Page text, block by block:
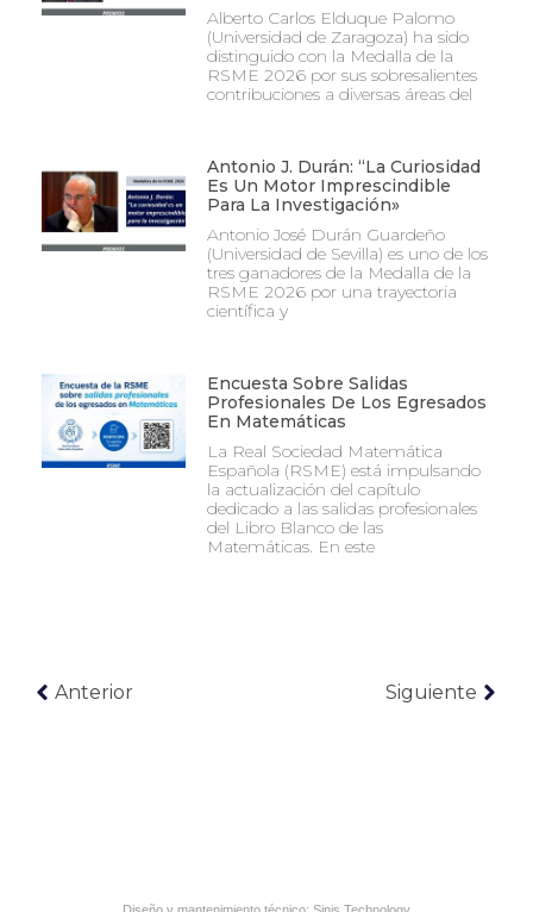
Alberto Carlos Elduque Palomo
(Universidad de Zaragoza) ha sido
distinguido con la Medalla de la
RSME 2026 por sus sobresalientes
contribuciones a diversas áreas del
Antonio J. Durán: “La Curiosidad
Es Un Motor Imprescindible
Para La Investigación»
Antonio José Durán Guardeño
(Universidad de Sevilla) es uno de los
tres ganadores de la Medalla de la
RSME 2026 por una trayectoria
científica y
Encuesta Sobre Salidas
Profesionales De Los Egresados
En Matemáticas
La Real Sociedad Matemática
Española (RSME) está impulsando
la actualización del capítulo
dedicado a las salidas profesionales
del Libro Blanco de las
Matemáticas. En este
Anterior Siguiente
Diseño y mantenimiento técnico: Sinis Technology